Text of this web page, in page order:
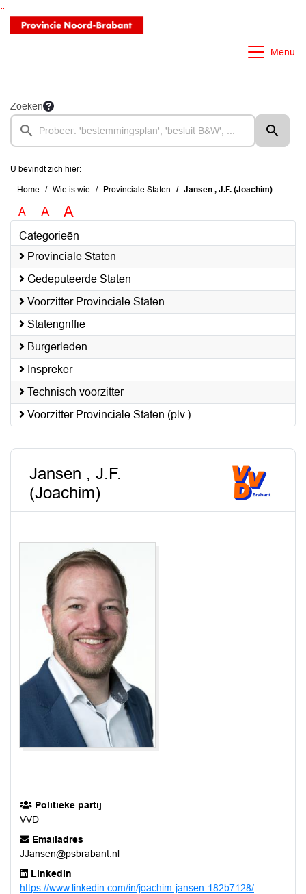
Ga naar de inhoud van deze pagina
Ga naar het zoeken
Ga naar het menu
Menu
Zoeken
U bevindt zich hier:
Home Wie is wie Provinciale Staten Jansen , J.F. (Joachim)
A A A
Categorieën
Provinciale Staten
Gedeputeerde Staten
Voorzitter Provinciale Staten
Statengriffie
Burgerleden
Inspreker
Technisch voorzitter
Voorzitter Provinciale Staten (plv.)
Jansen , J.F.
(Joachim)
Politieke partij
VVD
Emailadres
JJansen@psbrabant.nl
LinkedIn
https://www.linkedin.com/in/joachim-jansen-182b7128/